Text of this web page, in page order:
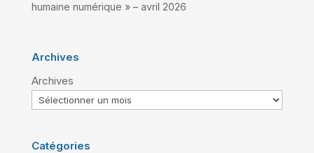
humaine numérique » – avril 2026
Archives
Archives
Catégories